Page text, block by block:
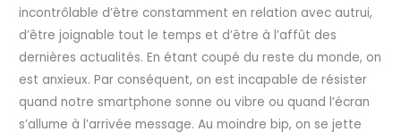
incontrôlable d’être constamment en relation avec autrui,
d’être joignable tout le temps et d’être à l’affût des
dernières actualités. En étant coupé du reste du monde, on
est anxieux. Par conséquent, on est incapable de résister
quand notre smartphone sonne ou vibre ou quand l’écran
s’allume à l’arrivée message. Au moindre bip, on se jette